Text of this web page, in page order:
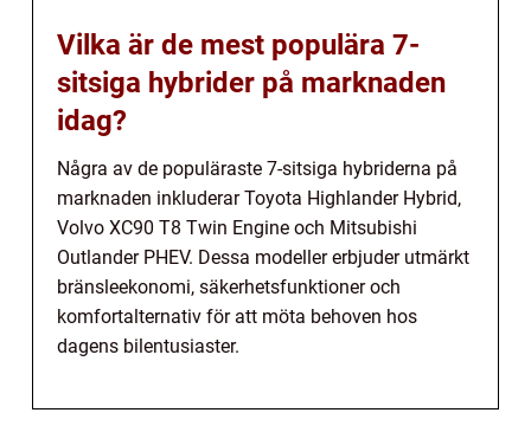
Vilka är de mest populära 7-
sitsiga hybrider på marknaden
idag?
Några av de populäraste 7-sitsiga hybriderna på
marknaden inkluderar Toyota Highlander Hybrid,
Volvo XC90 T8 Twin Engine och Mitsubishi
Outlander PHEV. Dessa modeller erbjuder utmärkt
bränsleekonomi, säkerhetsfunktioner och
komfortalternativ för att möta behoven hos
dagens bilentusiaster.